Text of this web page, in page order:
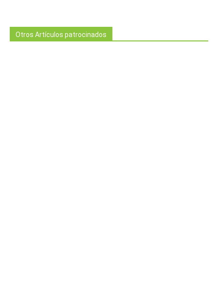
Otros Artículos patrocinados